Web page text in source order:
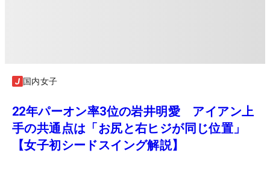
国内女子
22年パーオン率3位の岩井明愛 アイアン上
手の共通点は「お尻と右ヒジが同じ位置」
【女子初シードスイング解説】